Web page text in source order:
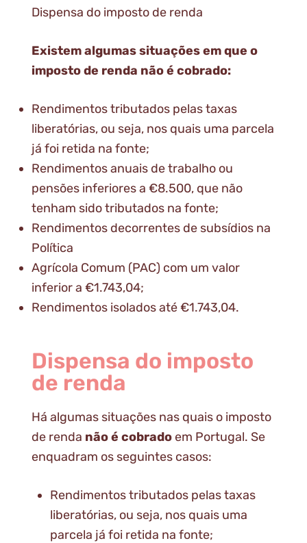
Dispensa do imposto de renda
Existem algumas situações em que o
imposto de renda não é cobrado:
Rendimentos tributados pelas taxas
liberatórias, ou seja, nos quais uma parcela
já foi retida na fonte;
Rendimentos anuais de trabalho ou
pensões inferiores a €8.500, que não
tenham sido tributados na fonte;
Rendimentos decorrentes de subsídios na
Política
Agrícola Comum (PAC) com um valor
inferior a €1.743,04;
Rendimentos isolados até €1.743,04.
Dispensa do imposto
de renda
Há algumas situações nas quais o imposto
de renda não é cobrado em Portugal. Se
enquadram os seguintes casos:
Rendimentos tributados pelas taxas
liberatórias, ou seja, nos quais uma
parcela já foi retida na fonte;